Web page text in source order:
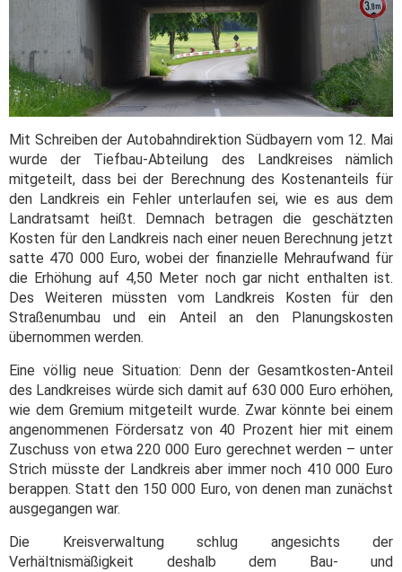
Mit Schreiben der Autobahndirektion Südbayern vom 12. Mai
wurde der Tiefbau-Abteilung des Landkreises nämlich
mitgeteilt, dass bei der Berechnung des Kostenanteils für
den Landkreis ein Fehler unterlaufen sei, wie es aus dem
Landratsamt heißt. Demnach betragen die geschätzten
Kosten für den Landkreis nach einer neuen Berechnung jetzt
satte 470 000 Euro, wobei der finanzielle Mehraufwand für
die Erhöhung auf 4,50 Meter noch gar nicht enthalten ist.
Des Weiteren müssten vom Landkreis Kosten für den
Straßenumbau und ein Anteil an den Planungskosten
übernommen werden.
Eine völlig neue Situation: Denn der Gesamtkosten-Anteil
des Landkreises würde sich damit auf 630 000 Euro erhöhen,
wie dem Gremium mitgeteilt wurde. Zwar könnte bei einem
angenommenen Fördersatz von 40 Prozent hier mit einem
Zuschuss von etwa 220 000 Euro gerechnet werden – unter
Strich müsste der Landkreis aber immer noch 410 000 Euro
berappen. Statt den 150 000 Euro, von denen man zunächst
ausgegangen war.
Die Kreisverwaltung schlug angesichts der
Verhältnismäßigkeit deshalb dem Bau- und